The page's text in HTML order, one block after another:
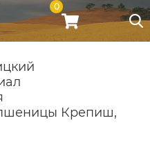
0
Крепиш,